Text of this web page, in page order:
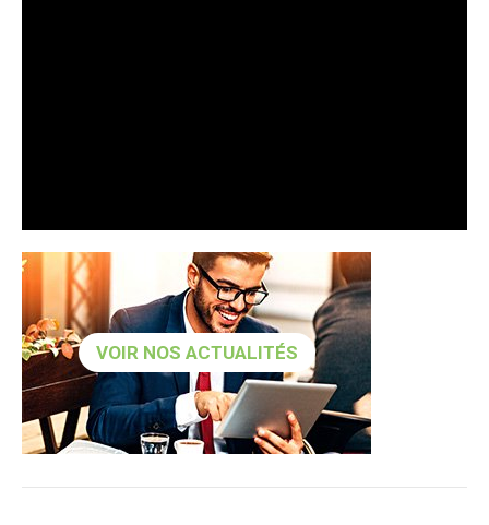
VOIR NOS ACTUALITÉS